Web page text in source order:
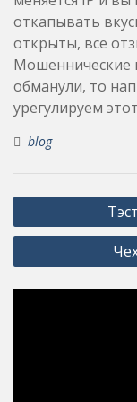
откапывать
открыты, все
Мошеннические
обманули, то
урегулируем
blog
Post
navigation